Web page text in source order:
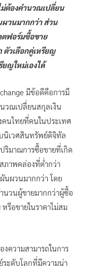
ม่ต้องคำนวณเปลี่ยน
ผวนมากกว่า ส่วน
ตฟอร์มซื้อขาย
ตัวเลือกคู่เหรียญ
ยญใหม่เองได้
มีข้อดีคือการมี
วณเปลี่ยนสกุลเงิน
นไทยที่คนในประเทศ
นิเวศสินทรัพย์ดิจิทัล
ริมาณการซื้อขายที่เกิด
ภาพคล่องที่ต่ำกว่า
นผวนมากกว่า โดย
นวนผู้ขายมากกว่าผู้ซื้อ
รือขายในราคาไม่สม
งความสามารถในการ
ะดับโลกที่มีความน่า